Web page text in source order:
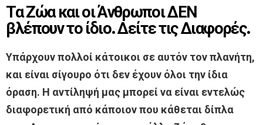
Τα Ζώα και οι Άνθρωποι ΔΕΝ
βλέπουν το ίδιο. Δείτε τις Διαφορές.
Υπάρχουν πολλοί κάτοικοι σε αυτόν τον πλανήτη,
και είναι σίγουρο ότι δεν έχουν όλοι την ίδια
όραση. Η αντίληψή μας μπορεί να είναι εντελώς
διαφορετική από κάποιον που κάθεται δίπλα